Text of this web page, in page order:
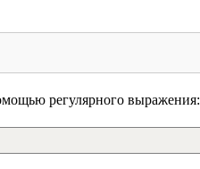
регулярного выражения: